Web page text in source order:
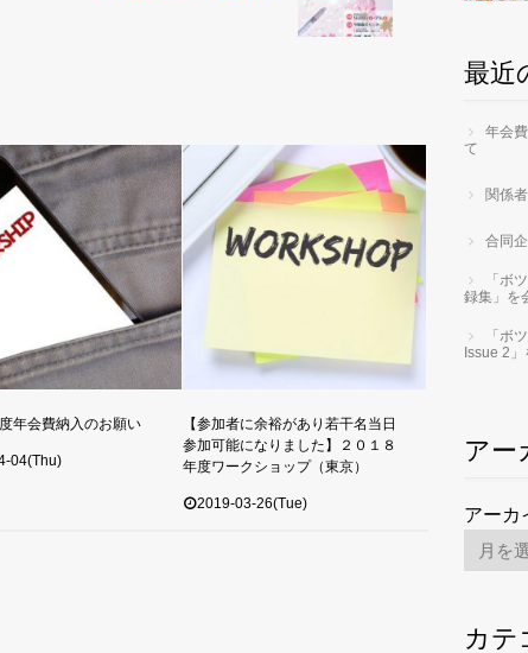
年会費納入のお願い
04(Thu)
【参加者に余裕があり若干名当日
参加可能になりました】２０１８
年度ワークショップ（東京）
2019-03-26(Tue)
最近
年会
て
関係
合同
「ボ
録集」を
「ボ
Issue 2
アー
アーカ
カテ